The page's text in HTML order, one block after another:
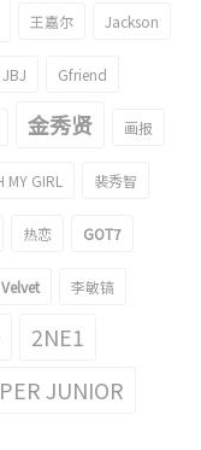
王嘉尔 Jackson
JBJ Gfriend
金秀贤 画报
MY GIRL 裴秀智
热恋 GOT7
李敏镐
2NE1
JUNIOR